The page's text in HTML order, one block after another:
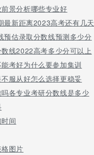
景分析哪些专业好
最新距离2023高考还有几天
预估录取分数线预测多少分
线2022高考多少分可以上
考好为什么要参加集训
服从好怎么选择更稳妥
各专业考研分数线是多少
间
图片